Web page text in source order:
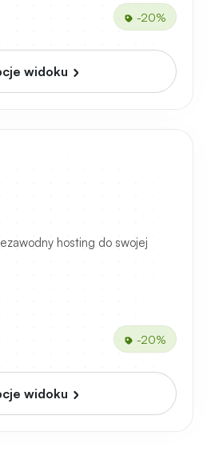
-20%
widoku
hosting do swojej
-20%
widoku